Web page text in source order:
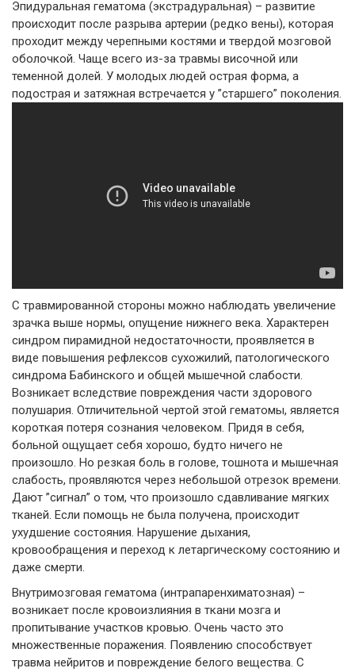
Эпидуральная гематома (экстрадуральная) – развитие
происходит после разрыва артерии (редко вены), которая
проходит между черепными костями и твердой мозговой
оболочкой. Чаще всего из-за травмы височной или
теменной долей. У молодых людей острая форма, а
подострая и затяжная встречается у ”старшего” поколения.
С травмированной стороны можно наблюдать увеличение
зрачка выше нормы, опущение нижнего века. Характерен
синдром пирамидной недостаточности, проявляется в
виде повышения рефлексов сухожилий, патологического
синдрома Бабинского и общей мышечной слабости.
Возникает вследствие повреждения части здорового
полушария. Отличительной чертой этой гематомы, является
короткая потеря сознания человеком. Придя в себя,
больной ощущает себя хорошо, будто ничего не
произошло. Но резкая боль в голове, тошнота и мышечная
слабость, проявляются через небольшой отрезок времени.
Дают ”сигнал” о том, что произошло сдавливание мягких
тканей. Если помощь не была получена, происходит
ухудшение состояния. Нарушение дыхания,
кровообращения и переход к летаргическому состоянию и
даже смерти.
Внутримозговая гематома (интрапаренхиматозная) –
возникает после кровоизлияния в ткани мозга и
пропитывание участков кровью. Очень часто это
множественные поражения. Появлению способствует
травма нейритов и повреждение белого вещества. С